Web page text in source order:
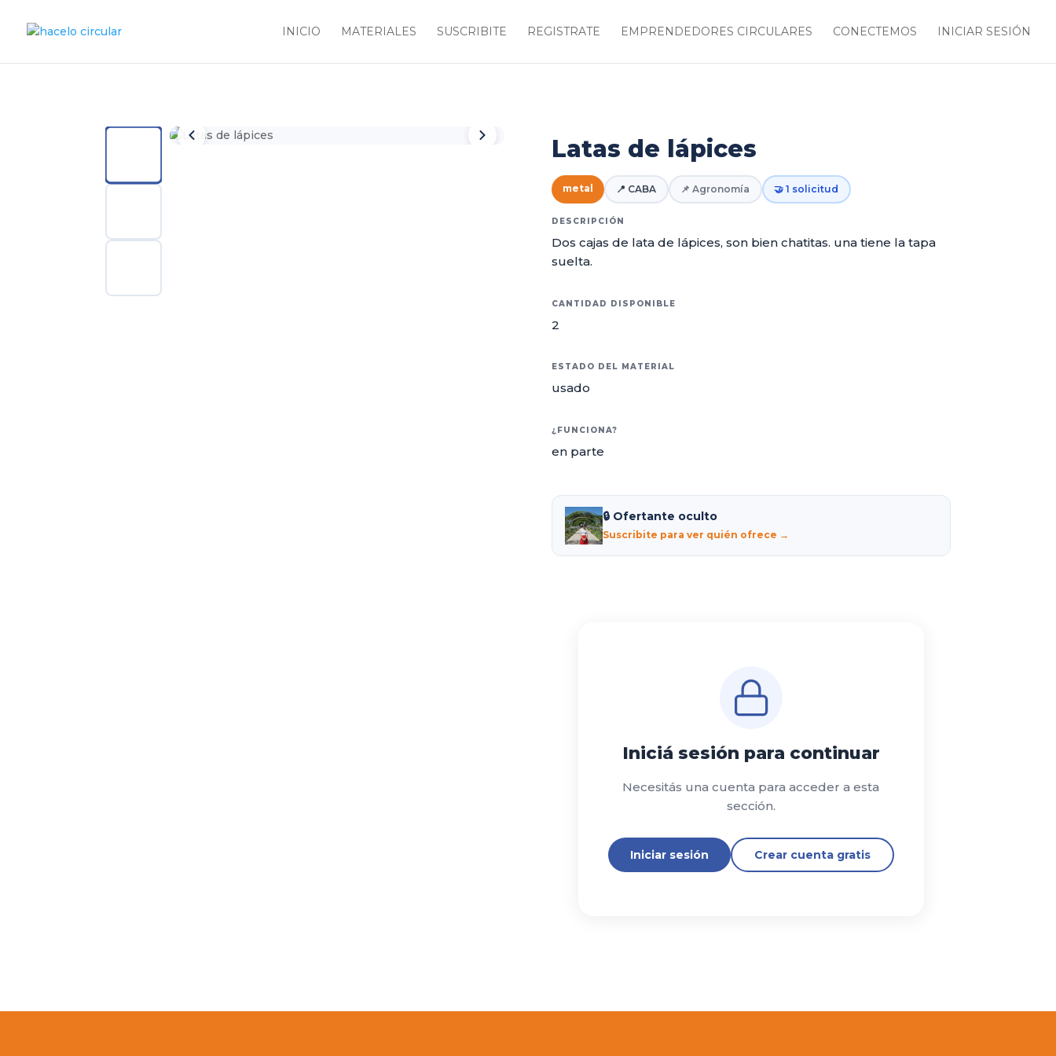
INICIO MATERIALES SUSCRIBITE REGISTRATE EMPRENDEDORES CIRCULARES CONECTEMOS INICIAR SESIÓN
Latas de lápices
metal 📍 CABA 📌 Agronomía 🤝 1 solicitud
DESCRIPCIÓN
Dos cajas de lata de lápices, son bien chatitas. una tiene la tapa
suelta.
CANTIDAD DISPONIBLE
2
ESTADO DEL MATERIAL
usado
¿FUNCIONA?
en parte
🔒 Ofertante oculto
Suscribite para ver quién ofrece →
Iniciá sesión para continuar
Necesitás una cuenta para acceder a esta
sección.
Iniciar sesión Crear cuenta gratis